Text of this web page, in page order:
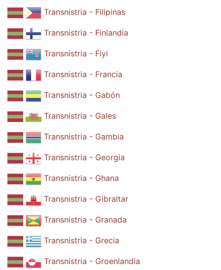
Transnistria - Filipinas
Transnistria - Finlandia
Transnistria - Fiyi
Transnistria - Francia
Transnistria - Gabón
Transnistria - Gales
Transnistria - Gambia
Transnistria - Georgia
Transnistria - Ghana
Transnistria - Gibraltar
Transnistria - Granada
Transnistria - Grecia
Transnistria - Groenlandia